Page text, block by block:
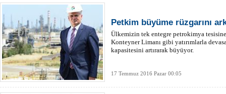
Petkim büyüme rüzgarını
Ülkemizin tek entegre petrokimya
Konteyner Limanı gibi yatırımlarla
kapasitesini artırarak büyüyor.
17 Temmuz 2016 Pazar 00:05